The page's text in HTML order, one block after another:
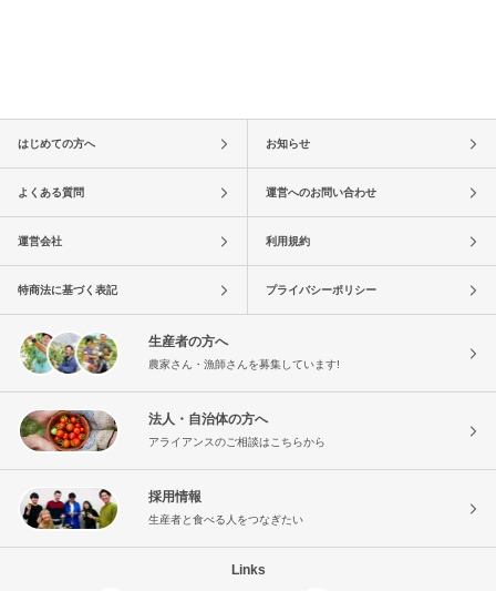
はじめての方へ お知らせ
よくある質問 運営へのお問い合わせ
運営会社 利用規約
特商法に基づく表記 プライバシーポリシー
生産者の方へ
農家さん・漁師さんを募集しています!
法人・自治体の方へ
アライアンスのご相談はこちらから
採用情報
生産者と食べる人をつなぎたい
Links